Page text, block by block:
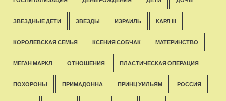
ЗВЕЗДНЫЕ ДЕТИ ЗВЕЗДЫ ИЗРАИЛЬ КАРЛ III
КОРОЛЕВСКАЯ СЕМЬЯ КСЕНИЯ СОБЧАК МАТЕРИНСТВО
МЕГАН МАРКЛ ОТНОШЕНИЯ ПЛАСТИЧЕСКАЯ ОПЕРАЦИЯ
ПОХОРОНЫ ПРИМАДОННА ПРИНЦ УИЛЬЯМ РОССИЯ